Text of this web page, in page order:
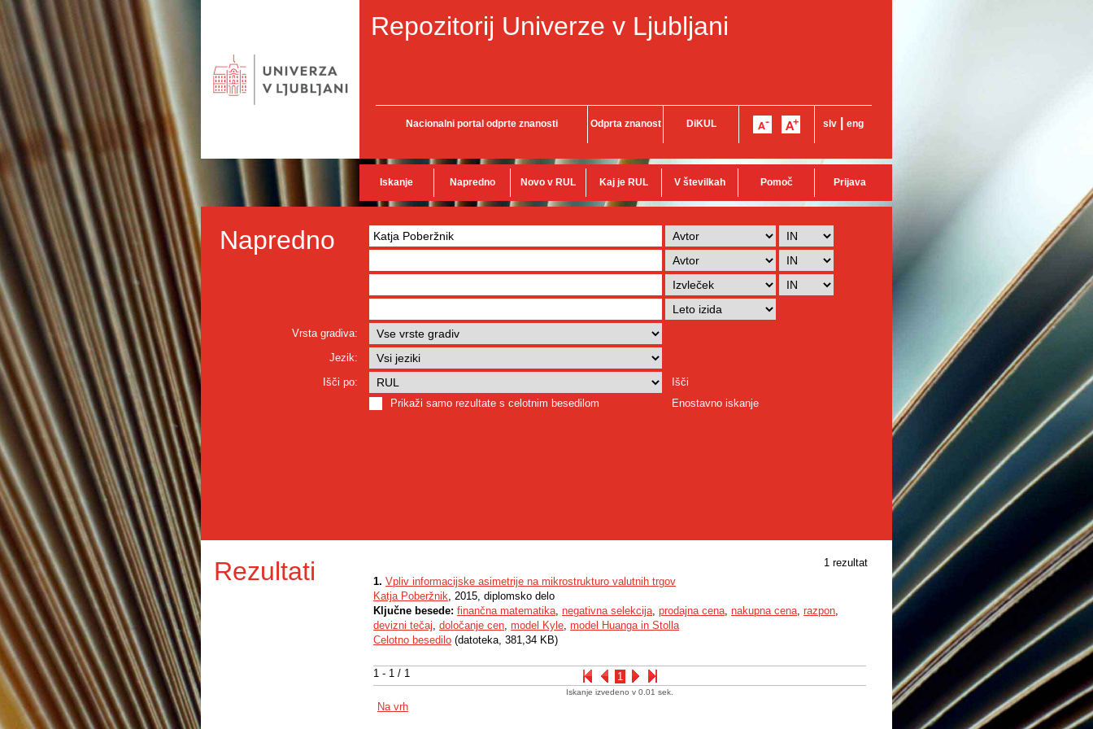
Repozitorij Univerze v Ljubljani
Nacionalni portal odprte znanosti Odprta znanost DiKUL slv eng
Iskanje Napredno Novo v RUL Kaj je RUL V številkah Pomoč Prijava
Napredno
Vrsta gradiva:
Jezik:
Išči po:
Išči
Prikaži samo rezultate s celotnim besedilom
Enostavno iskanje
Rezultati 1 rezultat
1 - 1 / 1 1
1. Vpliv informacijske asimetrije na mikrostrukturo valutnih trgov
Katja Poberžnik, 2015, diplomsko delo
Ključne besede: finančna matematika, negativna selekcija, prodajna cena, nakupna cena, razpon,
devizni tečaj, določanje cen, model Kyle, model Huanga in Stolla
Celotno besedilo (datoteka, 381,34 KB)
Iskanje izvedeno v 0.01 sek.
Na vrh